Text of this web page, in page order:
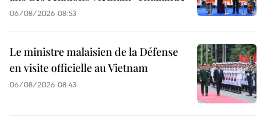
06/08/2026 08:53
Le ministre malaisien de la Défense
en visite officielle au Vietnam
06/08/2026 08:43